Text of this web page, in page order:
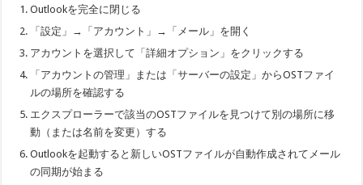
Outlookを完全に閉じる
「設定」→「アカウント」→「メール」を開く
アカウントを選択して「詳細オプション」をクリックする
「アカウントの管理」または「サーバーの設定」からOSTファイ
ルの場所を確認する
エクスプローラーで該当のOSTファイルを見つけて別の場所に移
動（または名前を変更）する
Outlookを起動すると新しいOSTファイルが自動作成されてメール
の同期が始まる